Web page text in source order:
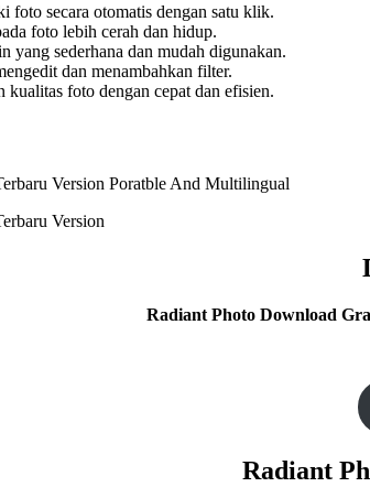
foto secara otomatis dengan satu klik.
foto lebih cerah dan hidup.
yang sederhana dan mudah digunakan.
dan menambahkan filter.
kualitas foto dengan cepat dan efisien.
Radiant Photo Download
Radiant